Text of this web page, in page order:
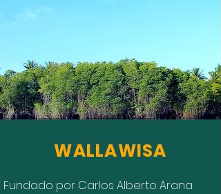
Somos guardianes del
sembradores de
conciencia.
WALLAWISA
Fundado por Carlos Alberto Arana